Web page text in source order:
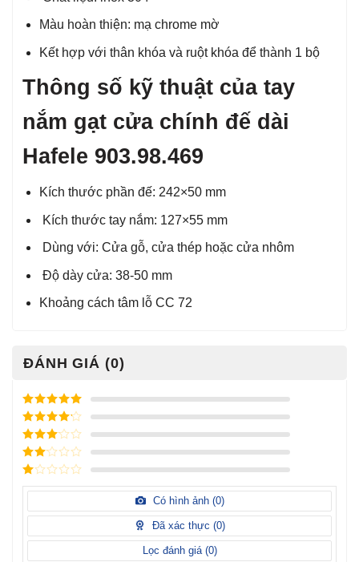
Màu hoàn thiện: mạ chrome mờ
Kết hợp với thân khóa và ruột khóa để thành 1 bộ
Thông số kỹ thuật của tay
nắm gạt cửa chính đế dài
Hafele 903.98.469
Kích thước phần đế: 242×50 mm
Kích thước tay nắm: 127×55 mm
Dùng với: Cửa gỗ, cửa thép hoặc cửa nhôm
Độ dày cửa: 38-50 mm
Khoảng cách tâm lỗ CC 72
ĐÁNH GIÁ (0)
Được xếp
hạng
5
5
sao
Được xếp
hạng
4
5
sao
Được
xếp
hạng3
5 sao
Được
hạng
sao
Được
hạng
sao
Có hình ảnh (0)
Đã xác thực (0)
Lọc đánh giá (0)